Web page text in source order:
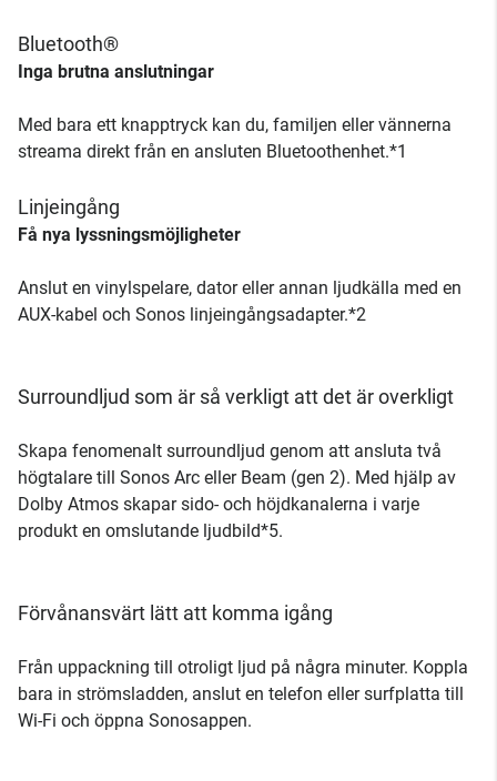
Bluetooth®
Inga brutna anslutningar
Med bara ett knapptryck kan du, familjen eller vännerna
streama direkt från en ansluten Bluetoothenhet.*1
Linjeingång
Få nya lyssningsmöjligheter
Anslut en vinylspelare, dator eller annan ljudkälla med en
AUX-kabel och Sonos linjeingångsadapter.*2
Surroundljud som är så verkligt att det är overkligt
Skapa fenomenalt surroundljud genom att ansluta två
högtalare till Sonos Arc eller Beam (gen 2). Med hjälp av
Dolby Atmos skapar sido- och höjdkanalerna i varje
produkt en omslutande ljudbild*5.
Förvånansvärt lätt att komma igång
Från uppackning till otroligt ljud på några minuter. Koppla
bara in strömsladden, anslut en telefon eller surfplatta till
Wi-Fi och öppna Sonosappen.